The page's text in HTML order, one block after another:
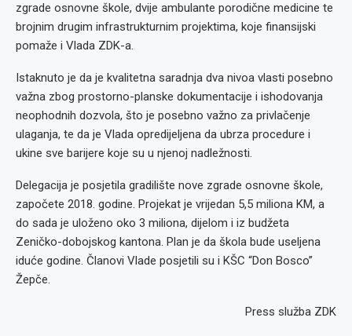
zgrade osnovne škole, dvije ambulante porodične medicine te
brojnim drugim infrastrukturnim projektima, koje finansijski
pomaže i Vlada ZDK-a.
Istaknuto je da je kvalitetna saradnja dva nivoa vlasti posebno
važna zbog prostorno-planske dokumentacije i ishodovanja
neophodnih dozvola, što je posebno važno za privlačenje
ulaganja, te da je Vlada opredijeljena da ubrza procedure i
ukine sve barijere koje su u njenoj nadležnosti.
Delegacija je posjetila gradilište nove zgrade osnovne škole,
započete 2018. godine. Projekat je vrijedan 5,5 miliona KM, a
do sada je uloženo oko 3 miliona, dijelom i iz budžeta
Zeničko-dobojskog kantona. Plan je da škola bude useljena
iduće godine. Članovi Vlade posjetili su i KŠC “Don Bosco”
Žepče.
Press služba ZDK